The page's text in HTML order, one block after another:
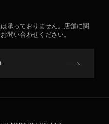
承っておりません。店舗に関
問い合わせください。